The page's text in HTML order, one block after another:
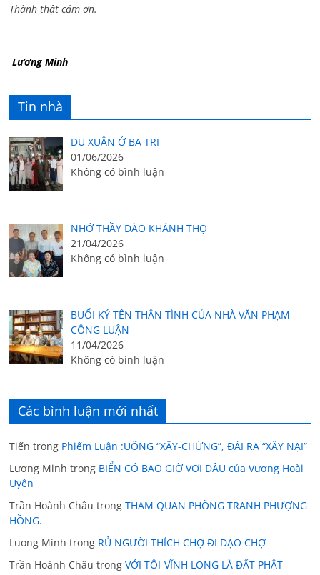
Thành thật cám ơn.
Lương Minh
Tin nhà
DU XUÂN Ở BA TRI
01/06/2026
Không có bình luận
NHỚ THẦY ĐÀO KHÁNH THỌ
21/04/2026
Không có bình luận
BUỔI KÝ TÊN THÂN TÌNH CỦA NHÀ VĂN PHẠM
CÔNG LUẬN
11/04/2026
Không có bình luận
Các bình luận mới nhất
Tiến trong Phiếm Luận :UỐNG “XÂY-CHỪNG”, ĐÁI RA “XÂY NẠI”
Lương Minh trong BIỂN CÓ BAO GIỜ VƠI ĐÂU của Vương Hoài
Uyên
Trần Hoành Châu trongTHAM QUAN PHÒNG TRANH PHƯỢNG
HỒNG.
Luong Minh trong RỦ NGƯỜI THÍCH CHỢ ĐI DẠO CHỢ
Trần Hoành Châu trongVỚI TÔI-VĨNH LONG LÀ ĐẤT PHẬT